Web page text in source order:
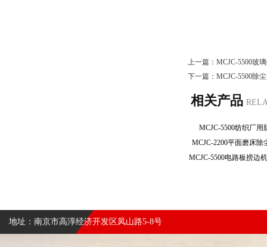
上一篇： MCJC-5500玻
下一篇： MCJC-5500除
相关产品
MCJC-5500纺织厂
MCJC-2200平面磨床
地址：南京市高淳经济开发区凤山路5-8号